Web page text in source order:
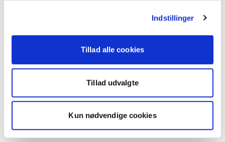
Indstillinger
Tillad alle cookies
Tillad udvalgte
Kun nødvendige cookies